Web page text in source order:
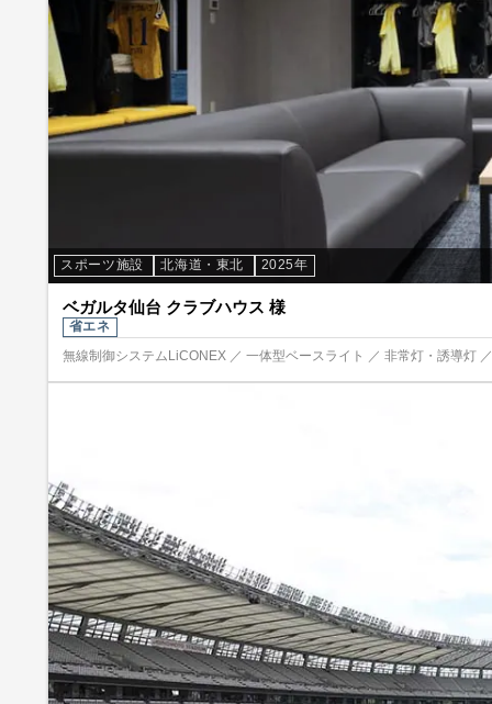
スポーツ施設 北海道・東北 2025年
ベガルタ仙台 クラブハウス 様
省エネ
無線制御システムLiCONEX ／ 一体型ベースライト ／ 非常灯・誘導灯